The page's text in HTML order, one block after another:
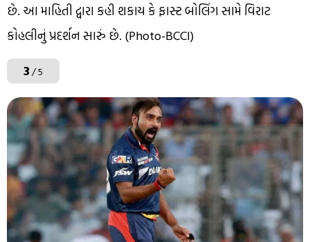
છે. આ માહિતી દ્વારા કહી શકાય કે ફાસ્ટ બોલિંગ સામે વિરાટ
કોહલીનું પ્રદર્શન સારું છે. (Photo-BCCI)
3/ 5